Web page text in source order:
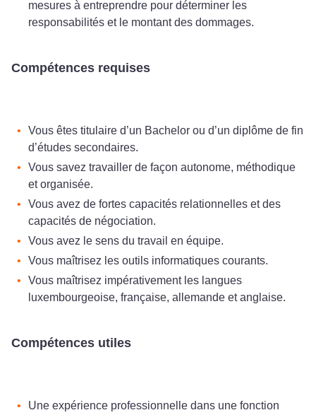
mesures à entreprendre pour déterminer les
responsabilités et le montant des dommages.
Compétences requises
Vous êtes titulaire d’un Bachelor ou d’un diplôme de fin
d’études secondaires.
Vous savez travailler de façon autonome, méthodique
et organisée.
Vous avez de fortes capacités relationnelles et des
capacités de négociation.
Vous avez le sens du travail en équipe.
Vous maîtrisez les outils informatiques courants.
Vous maîtrisez impérativement les langues
luxembourgeoise, française, allemande et anglaise.
Compétences utiles
Une expérience professionnelle dans une fonction